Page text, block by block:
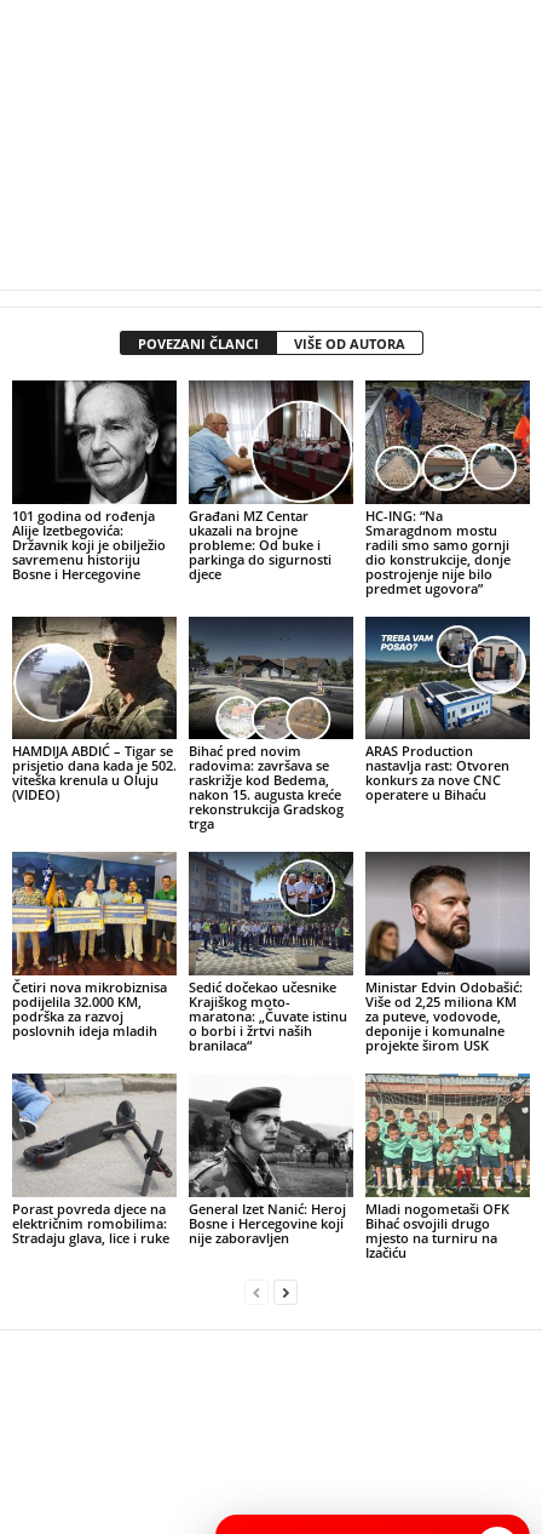
POVEZANI ČLANCI VIŠE OD AUTORA
101 godina od rođenja
Alije Izetbegovića:
Državnik koji je obilježio
savremenu historiju
Bosne i Hercegovine
Građani MZ Centar
ukazali na brojne
probleme: Od buke i
parkinga do sigurnosti
djece
HC-ING: “Na
Smaragdnom mostu
radili smo samo gornji
dio konstrukcije, donje
postrojenje nije bilo
predmet ugovora”
HAMDIJA ABDIĆ – Tigar se
prisjetio dana kada je 502.
viteška krenula u Oluju
(VIDEO)
Bihać pred novim
radovima: završava se
raskrižje kod Bedema,
nakon 15. augusta kreće
rekonstrukcija Gradskog
trga
ARAS Production
nastavlja rast: Otvoren
konkurs za nove CNC
operatere u Bihaću
Četiri nova mikrobiznisa
podijelila 32.000 KM,
podrška za razvoj
poslovnih ideja mladih
Sedić dočekao učesnike
Krajiškog moto-
maratona: „Čuvate istinu
o borbi i žrtvi naših
branilaca“
Ministar Edvin Odobašić:
Više od 2,25 miliona KM
za puteve, vodovode,
deponije i komunalne
projekte širom USK
Porast povreda djece na
električnim romobilima:
Stradaju glava, lice i ruke
General Izet Nanić: Heroj
Bosne i Hercegovine koji
nije zaboravljen
Mladi nogometaši OFK
Bihać osvojili drugo
mjesto na turniru na
Izačiću